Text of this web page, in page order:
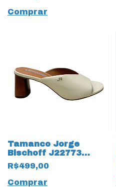
Comprar
Tamanco Jorge
Bischoff J22773
Couro Natural Off
White
R$499,00
Comprar